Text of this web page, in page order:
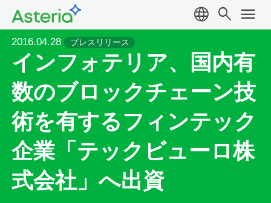
language search menu
2016.04.28 プレスリリース
インフォテリア、国内有
数のブロックチェーン技
術を有するフィンテック
企業「テックビューロ株
式会社」へ出資